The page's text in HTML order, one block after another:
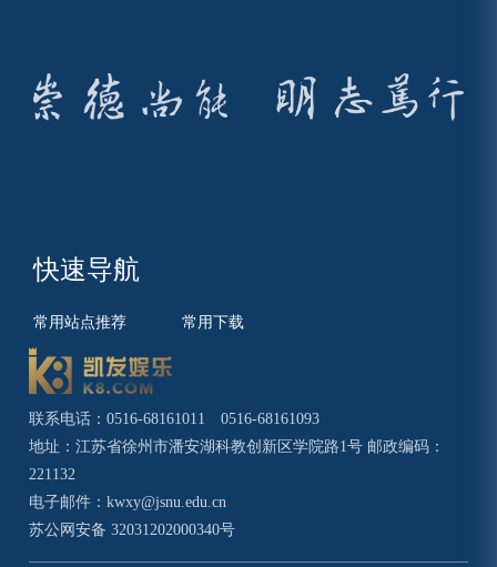
快速导航
常用站点推荐 常用下载
联系电话：0516-68161011 0516-68161093
地址：江苏省徐州市潘安湖科教创新区学院路1号 邮政编码：
221132
电子邮件：kwxy@jsnu.edu.cn
苏公网安备 32031202000340号